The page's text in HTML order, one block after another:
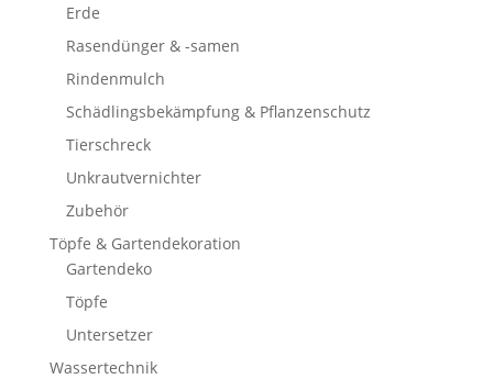
Erde
Rasendünger & -samen
Rindenmulch
Schädlingsbekämpfung & Pflanzenschutz
Tierschreck
Unkrautvernichter
Zubehör
Töpfe & Gartendekoration
Gartendeko
Töpfe
Untersetzer
Wassertechnik